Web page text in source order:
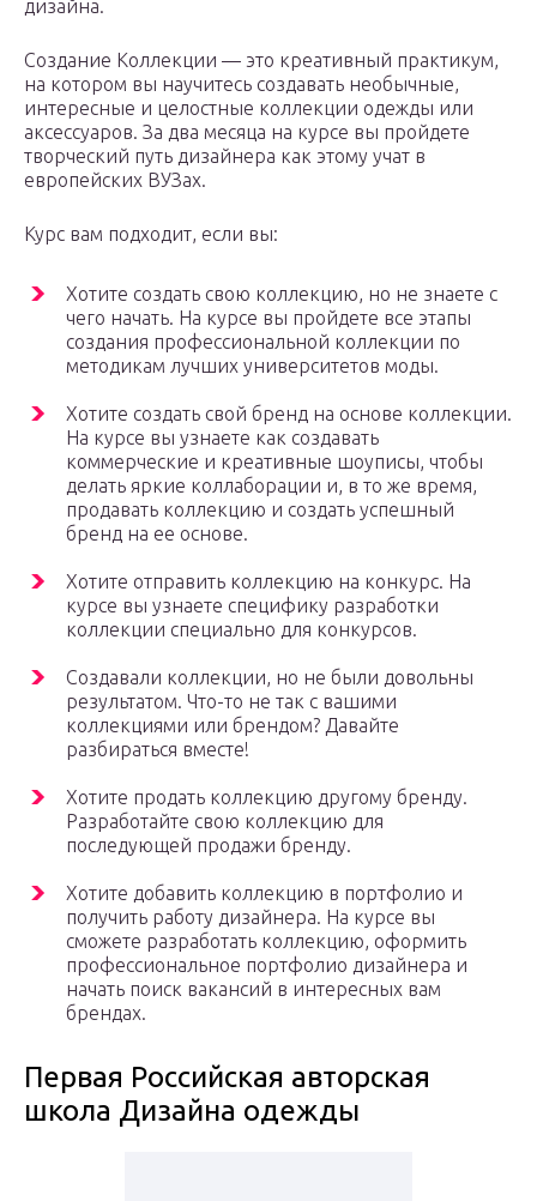
дизайна.
Создание Коллекции — это креативный практикум,
на котором вы научитесь создавать необычные,
интересные и целостные коллекции одежды или
аксессуаров. За два месяца на курсе вы пройдете
творческий путь дизайнера как этому учат в
европейских ВУЗах.
Курс вам подходит, если вы:
Хотите создать свою коллекцию, но не знаете с
чего начать. На курсе вы пройдете все этапы
создания профессиональной коллекции по
методикам лучших университетов моды.
Хотите создать свой бренд на основе коллекции.
На курсе вы узнаете как создавать
коммерческие и креативные шоуписы, чтобы
делать яркие коллаборации и, в то же время,
продавать коллекцию и создать успешный
бренд на ее основе.
Хотите отправить коллекцию на конкурс. На
курсе вы узнаете специфику разработки
коллекции специально для конкурсов.
Создавали коллекции, но не были довольны
результатом. Что-то не так с вашими
коллекциями или брендом? Давайте
разбираться вместе!
Хотите продать коллекцию другому бренду.
Разработайте свою коллекцию для
последующей продажи бренду.
Хотите добавить коллекцию в портфолио и
получить работу дизайнера. На курсе вы
сможете разработать коллекцию, оформить
профессиональное портфолио дизайнера и
начать поиск вакансий в интересных вам
брендах.
Первая Российская авторская
школа Дизайна одежды